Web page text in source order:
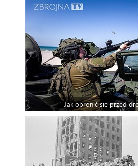
Jak obronić się przed